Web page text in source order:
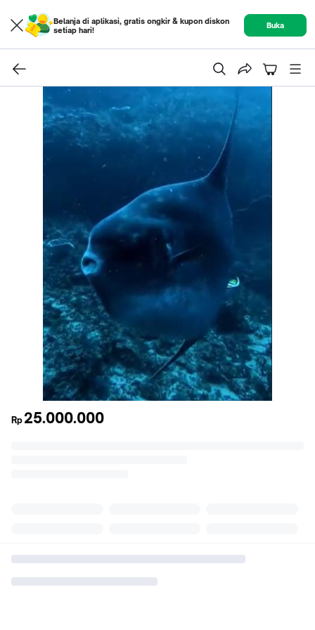
Belanja di aplikasi, gratis ongkir & kupon diskon
setiap hari!
Buka
Rp 25.000.000